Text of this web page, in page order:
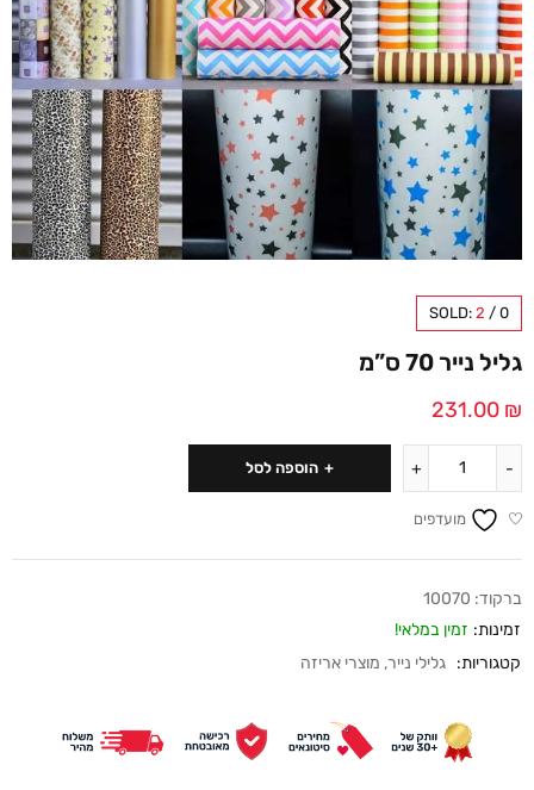
SOLD: 2 / 0
גליל נייר 70 ס”מ
231.00 ₪
הוספה לסל
מועדפים
ברקוד: 10070
זמינות: זמין במלאי!
קטגוריות: גלילי נייר, מוצרי אריזה